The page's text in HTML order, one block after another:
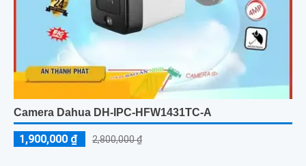
Camera Dahua DH-IPC-HFW1431TC-A
1,900,000 ₫ 2,800,000 ₫